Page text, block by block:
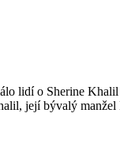
lidí o Sherine
její bývalý manžel